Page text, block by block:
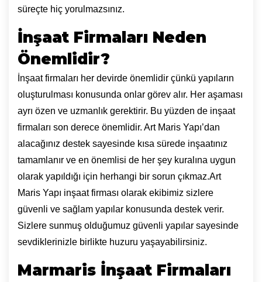
süreçte hiç yorulmazsınız.
İnşaat Firmaları Neden
Önemlidir?
İnşaat firmaları her devirde önemlidir çünkü yapıların
oluşturulması konusunda onlar görev alır. Her aşaması
ayrı özen ve uzmanlık gerektirir. Bu yüzden de inşaat
firmaları son derece önemlidir. Art Maris Yapı’dan
alacağınız destek sayesinde kısa sürede inşaatınız
tamamlanır ve en önemlisi de her şey kuralına uygun
olarak yapıldığı için herhangi bir sorun çıkmaz.Art
Maris Yapı inşaat firması olarak ekibimiz sizlere
güvenli ve sağlam yapılar konusunda destek verir.
Sizlere sunmuş olduğumuz güvenli yapılar sayesinde
sevdiklerinizle birlikte huzuru yaşayabilirsiniz.
Marmaris İnşaat Firmaları